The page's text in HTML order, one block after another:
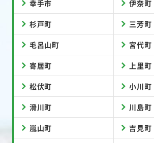
幸手市 伊奈町
杉戸町 三芳町
毛呂山町 宮代町
寄居町 上里町
松伏町 小川町
滑川町 川島町
嵐山町 吉見町